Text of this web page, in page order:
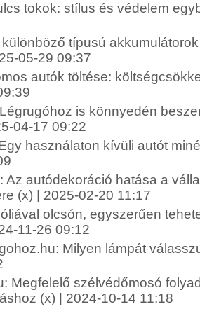
tokok: stílus és védelem
típusú
05-29 09:37
autók töltése:
is könnyedén
04-17 09:22
használaton kívüli autót
Az autódekoráció hatása a
(x) | 2025-02-20 11:17
olcsón, egyszerűen
11-26 09:12
Milyen lámpát
Megfelelő szélvédőmosó
(x) | 2024-10-14 11:18